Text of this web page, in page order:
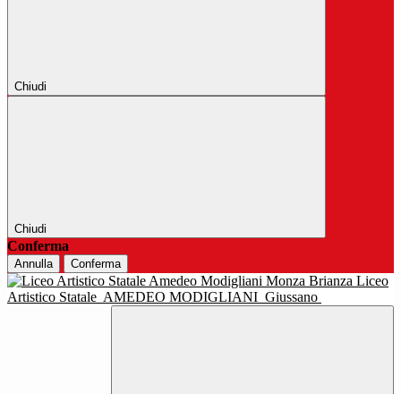
Chiudi
Chiudi
Conferma
Annulla Conferma
Liceo
Artistico Statale AMEDEO MODIGLIANI Giussano